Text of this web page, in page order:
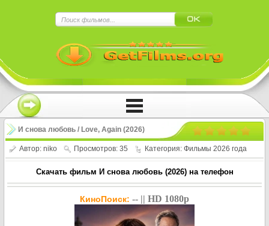
И снова любовь / Love, Again (2026)
Автор: niko Просмотров: 35 Категория: Фильмы 2026 года
Скачать фильм И снова любовь (2026) на телефон
КиноПоиск: -- || HD 1080p
Нажмите на
!!!Если Вы с телефона сперва нажмите на
троеточие в правом верхнем углу!!!